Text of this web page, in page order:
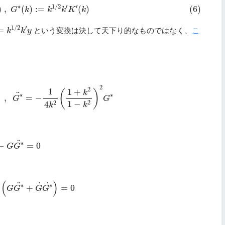
, G∗(k) := k1 /2k′K′(k) (6)
∗ k 1 /2 ′K ( k
k1/2k′y
1 /2k′y
という変換は決して天下り的なものではなく、
こ
, ¨
G∗ = −
1
4k2 ( 1 + k2
1 − k2 )
2
G∗
−k )2
G ¨
G∗ = 0
G∗
( G ¨
G∗ + ˙
G ˙
G∗ ) = 0
− GG + G˙ G